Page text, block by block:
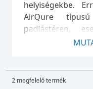
helyiségekbe.
AirQure
padlástéren,
helyiségben is
2 megfelelő termék